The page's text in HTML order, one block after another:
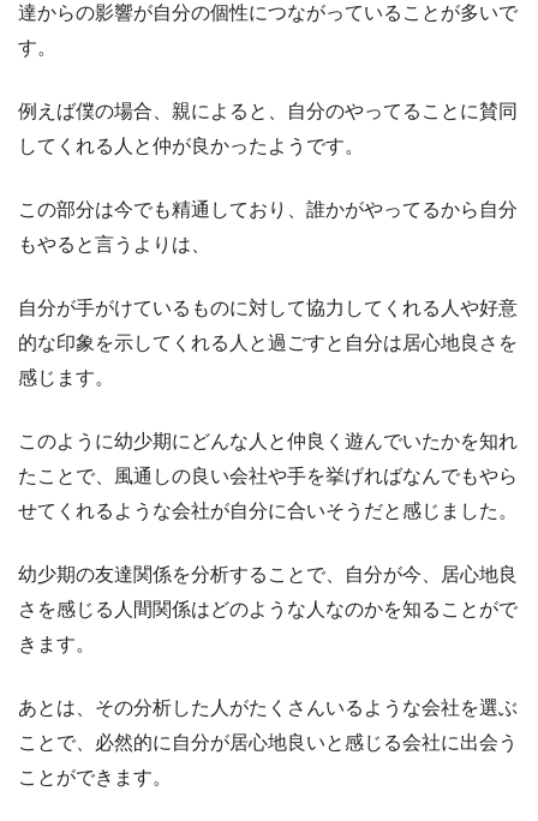
達からの影響が自分の個性につながっていることが多いで
す。
例えば僕の場合、親によると、自分のやってることに賛同
してくれる人と仲が良かったようです。
この部分は今でも精通しており、誰かがやってるから自分
もやると言うよりは、
自分が手がけているものに対して協力してくれる人や好意
的な印象を示してくれる人と過ごすと自分は居心地良さを
感じます。
このように幼少期にどんな人と仲良く遊んでいたかを知れ
たことで、風通しの良い会社や手を挙げればなんでもやら
せてくれるような会社が自分に合いそうだと感じました。
幼少期の友達関係を分析することで、自分が今、居心地良
さを感じる人間関係はどのような人なのかを知ることがで
きます。
あとは、その分析した人がたくさんいるような会社を選ぶ
ことで、必然的に自分が居心地良いと感じる会社に出会う
ことができます。